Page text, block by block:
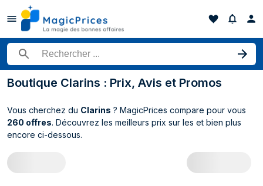
Rechercher un produit
Boutique Clarins : Prix, Avis et Promos
Vous cherchez du Clarins ? MagicPrices compare pour vous
260 offres. Découvrez les meilleurs prix sur les et bien plus
encore ci-dessous.